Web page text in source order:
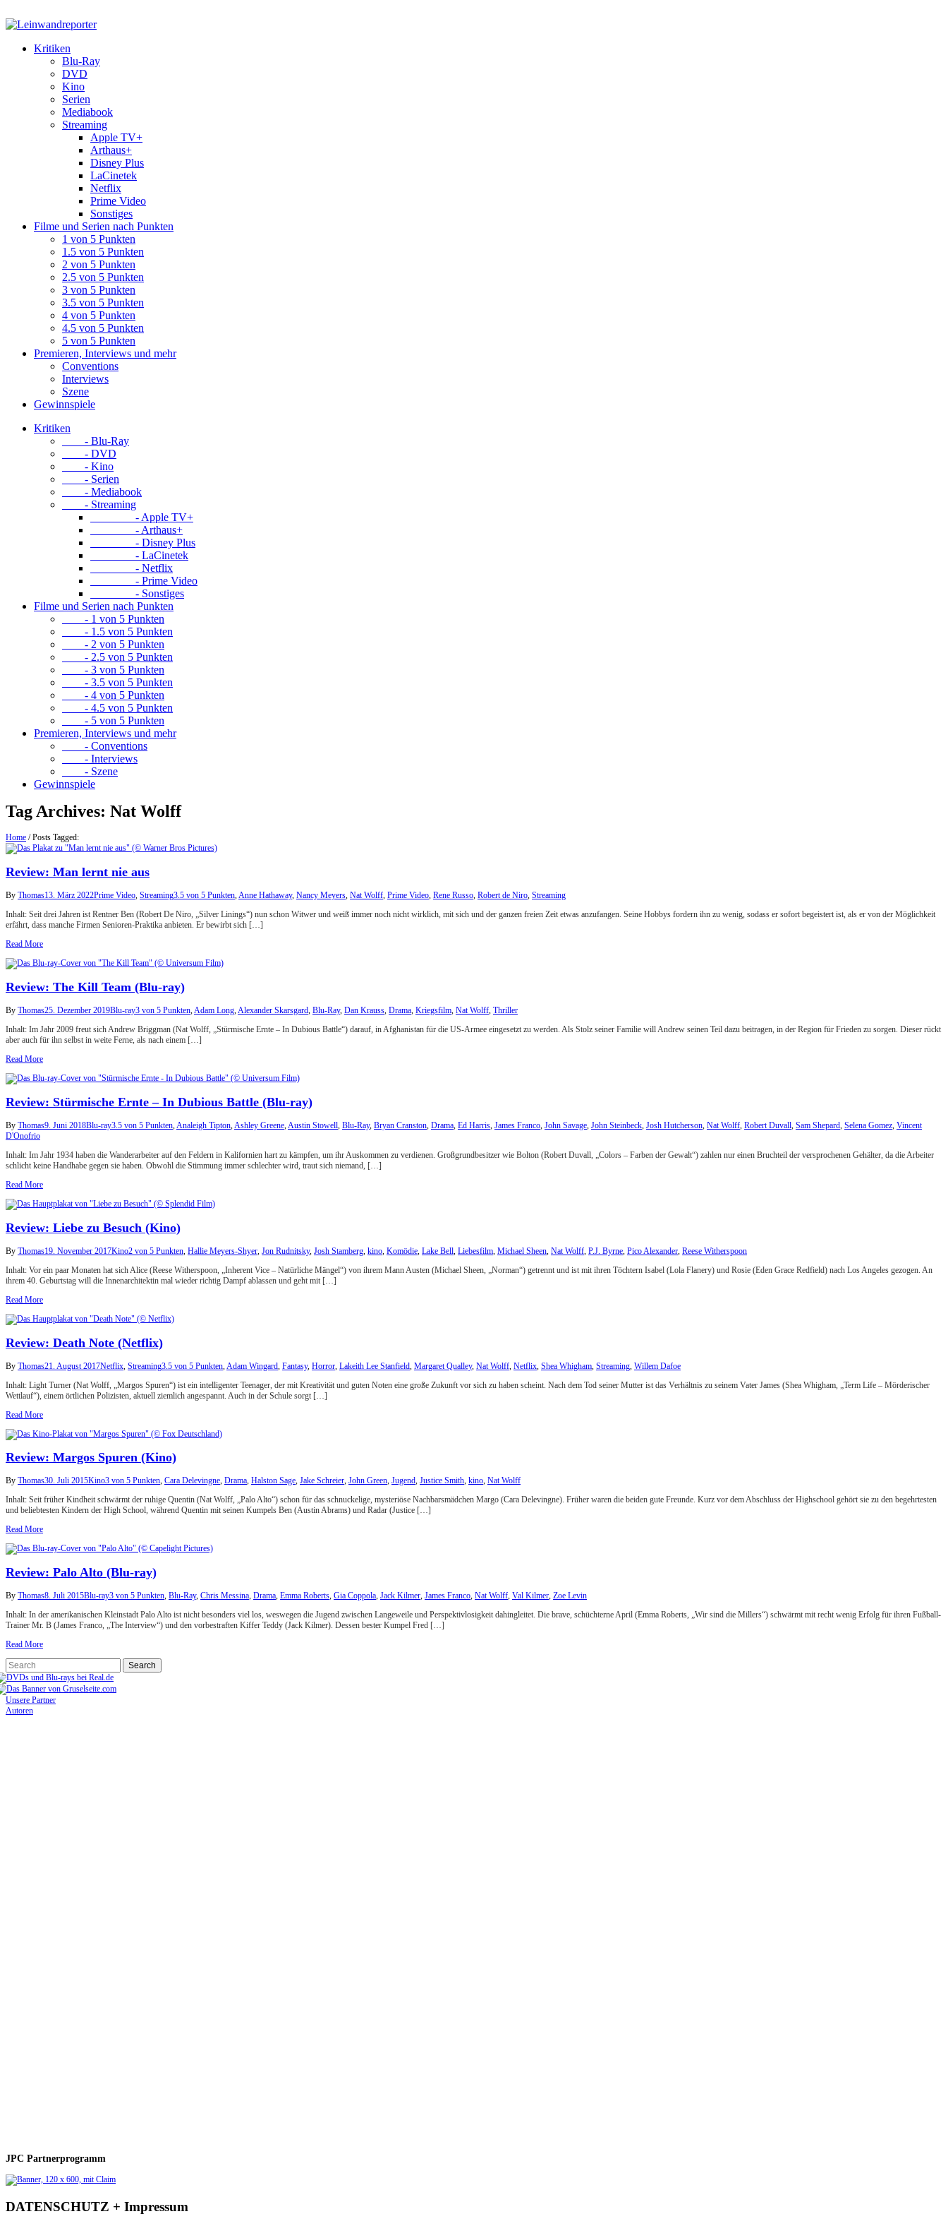
Kritiken
Blu-Ray
DVD
Kino
Serien
Mediabook
Streaming
Apple TV+
Arthaus+
Disney Plus
LaCinetek
Netflix
Prime Video
Sonstiges
Filme und Serien nach Punkten
1 von 5 Punkten
1.5 von 5 Punkten
2 von 5 Punkten
2.5 von 5 Punkten
3 von 5 Punkten
3.5 von 5 Punkten
4 von 5 Punkten
4.5 von 5 Punkten
5 von 5 Punkten
Premieren, Interviews und mehr
Conventions
Interviews
Szene
Gewinnspiele
Kritiken
- Blu-Ray
- DVD
- Kino
- Serien
- Mediabook
- Streaming
- Apple TV+
- Arthaus+
- Disney Plus
- LaCinetek
- Netflix
- Prime Video
- Sonstiges
Filme und Serien nach Punkten
- 1 von 5 Punkten
- 1.5 von 5 Punkten
- 2 von 5 Punkten
- 2.5 von 5 Punkten
- 3 von 5 Punkten
- 3.5 von 5 Punkten
- 4 von 5 Punkten
- 4.5 von 5 Punkten
- 5 von 5 Punkten
Premieren, Interviews und mehr
- Conventions
- Interviews
- Szene
Gewinnspiele
Tag Archives: Nat Wolff
Home /Posts Tagged:
Review: Man lernt nie aus
By Thomas13. März 2022Prime Video, Streaming3.5 von 5 Punkten,Anne Hathaway, Nancy Meyers, Nat Wolff, Prime Video, Rene Russo, Robert de Niro, Streaming
Inhalt: Seit drei Jahren ist Rentner Ben (Robert De Niro, „Silver Linings“) nun schon Witwer und weiß immer noch nicht wirklich, mit sich und der ganzen freien Zeit etwas anzufangen. Seine Hobbys fordern ihn zu wenig, sodass er sofort begeistert ist, als er von der Möglichkeit
erfährt, dass manche Firmen Senioren-Praktika anbieten. Er bewirbt sich […]
Read More
Review: The Kill Team (Blu-ray)
By Thomas25. Dezember 2019Blu-ray3 von 5 Punkten,Adam Long,Alexander Skarsgard, Blu-Ray, Dan Krauss, Drama, Kriegsfilm, Nat Wolff, Thriller
Inhalt: Im Jahr 2009 freut sich Andrew Briggman (Nat Wolff, „Stürmische Ernte – In Dubious Battle“) darauf, in Afghanistan für die US-Armee eingesetzt zu werden. Als Stolz seiner Familie will Andrew seinen Teil dazu beitragen, in der Region für Frieden zu sorgen. Dieser rückt
aber auch für ihn selbst in weite Ferne, als nach einem […]
Read More
Review: Stürmische Ernte – In Dubious Battle (Blu-ray)
By Thomas9. Juni 2018Blu-ray3.5 von 5 Punkten Analeigh Tipton Ashley Greene Austin Stowell Blu-Ray, Bryan Cranston Drama Ed Harris James Franco John Savage John Steinbeck Josh Hutcherson Nat Wolff Robert Duvall Sam Shepard Selena Gomez Vincent
D'Onofrio
Inhalt: Im Jahr 1934 haben die Wanderarbeiter auf den Feldern in Kalifornien hart zu kämpfen, um ihr Auskommen zu verdienen. Großgrundbesitzer wie Bolton (Robert Duvall, „Colors – Farben der Gewalt“) zahlen nur einen Bruchteil der versprochenen Gehälter, da die Arbeiter
schlicht keine Handhabe gegen sie haben. Obwohl die Stimmung immer schlechter wird, traut sich niemand, […]
Read More
Review: Liebe zu Besuch (Kino)
By Thomas19. November 2017Kino2 von 5 Punkten Hallie Meyers-Shyer Jon Rudnitsky, Josh Stamberg kino Komödie Lake Bell Liebesfilm Michael Sheen Nat Wolff P.J. Byrne Pico Alexander Reese Witherspoon
Inhalt: Vor ein paar Monaten hat sich Alice (Reese Witherspoon, „Inherent Vice – Natürliche Mängel“) von ihrem Mann Austen (Michael Sheen, „Norman“) getrennt und ist mit ihren Töchtern Isabel (Lola Flanery) und Rosie (Eden Grace Redfield) nach Los Angeles gezogen. An
ihrem 40. Geburtstag will die Innenarchitektin mal wieder richtig Dampf ablassen und geht mit […]
Read More
Review: Death Note (Netflix)
By Thomas21. August 2017Netflix Streaming3.5 von 5 Punkten Adam Wingard Fantasy, Horror Lakeith Lee Stanfield Margaret Qualley, Nat Wolff Netflix Shea Whigham Streaming Willem Dafoe
Inhalt: Light Turner (Nat Wolff, „Margos Spuren“) ist ein intelligenter Teenager, der mit Kreativität und guten Noten eine große Zukunft vor sich zu haben scheint. Nach dem Tod seiner Mutter ist das Verhältnis zu seinem Vater James (Shea Whigham, „Term Life – Mörderischer
Wettlauf“), einem örtlichen Polizisten, aktuell ziemlich angespannt. Auch in der Schule sorgt […]
Read More
Review: Margos Spuren (Kino)
By Thomas30. Juli 2015Kino3 von 5 Punkten, Cara Delevingne, Drama, Halston Sage, Jake Schreier, John Green, Jugend, Justice Smith, kino, Nat Wolff
Inhalt: Seit früher Kindheit schwärmt der ruhige Quentin (Nat Wolff, „Palo Alto“) schon für das schnuckelige, mysteriöse Nachbarsmädchen Margo (Cara Delevingne). Früher waren die beiden gute Freunde. Kurz vor dem Abschluss der Highschool gehört sie zu den begehrtesten
und beliebtesten Kindern der High School, während Quentin mit seinen Kumpels Ben (Austin Abrams) und Radar (Justice […]
Read More
Review: Palo Alto (Blu-ray)
By Thomas8. Juli 2015Blu-ray3 von 5 Punkten, Blu-Ray, Chris Messina, Drama, Emma Roberts, Gia Coppola, Jack Kilmer, James Franco, Nat Wolff, Val Kilmer, Zoe Levin
Inhalt: In der amerikanischen Kleinstadt Palo Alto ist nicht besonders viel los, weswegen die Jugend zwischen Langeweile und Perspektivlosigkeit dahingleitet. Die brave, schüchterne April (Emma Roberts, „Wir sind die Millers“) schwärmt mit recht wenig Erfolg für ihren Fußball-
Trainer Mr. B (James Franco, „The Interview“) und den vorbestraften Kiffer Teddy (Jack Kilmer). Dessen bester Kumpel Fred […]
Read More
Unsere Partner
Autoren
JPC Partnerprogramm
DATENSCHUTZ + Impressum